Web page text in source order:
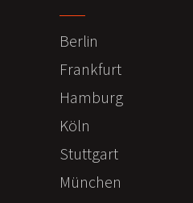
Berlin
Frankfurt
Hamburg
Köln
Stuttgart
München